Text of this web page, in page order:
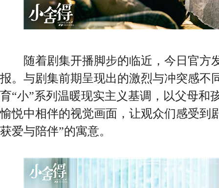
随着剧集开播脚步的临近，今日官方
报。与剧集前期呈现出的激烈与冲突感不
育“小”系列温暖现实主义基调，以父母和
愉悦中相伴的视觉画面，让观众们感受到
获爱与陪伴”的寓意。